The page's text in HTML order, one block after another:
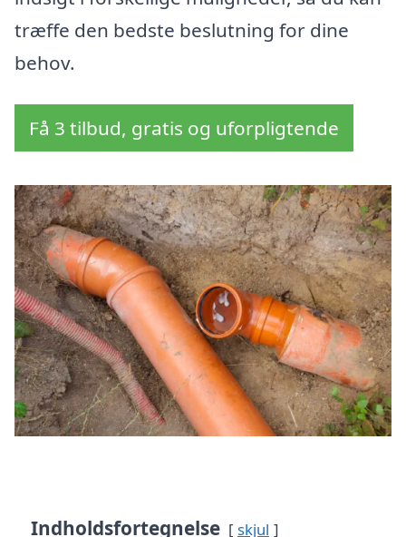
træffe den bedste beslutning for dine
behov.
Få 3 tilbud, gratis og uforpligtende
Indholdsfortegnelse skjul